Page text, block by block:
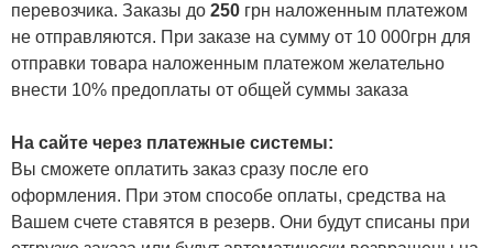
перевозчика. Заказы до 250 грн наложенным платежом
не отправляются. При заказе на сумму от 10 000грн для
отправки товара наложенным платежом желательно
внести 10% предоплаты от общей суммы заказа
На сайте через платежные системы:
Вы сможете оплатить заказ сразу после его
оформления. При этом способе оплаты, средства на
Вашем счете ставятся в резерв. Они будут списаны при